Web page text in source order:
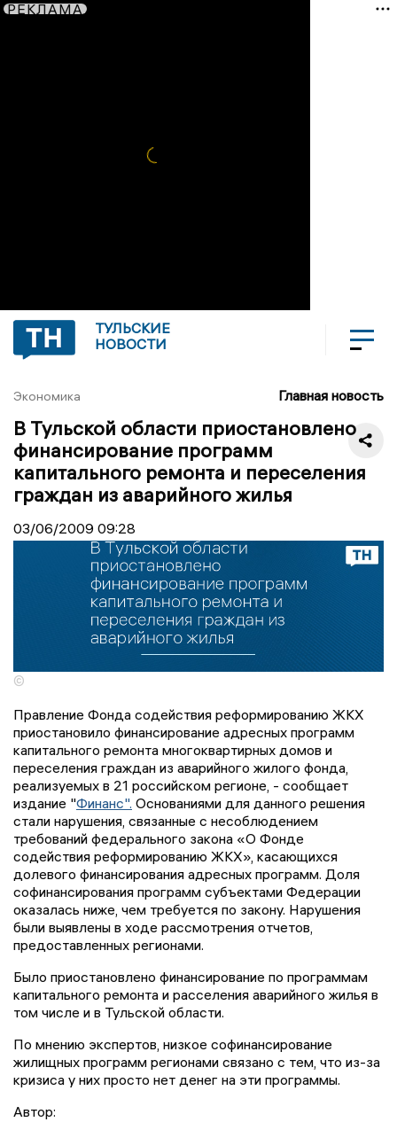
РЕКЛАМА
ТУЛЬСКИЕ
НОВОСТИ
Экономика Главная новость
В Тульской области приостановлено
финансирование программ
капитального ремонта и переселения
граждан из аварийного жилья
03/06/2009 09:28
©
Правление Фонда содействия реформированию ЖКХ
приостановило финансирование адресных программ
капитального ремонта многоквартирных домов и
переселения граждан из аварийного жилого фонда,
реализуемых в 21 российском регионе, - сообщает
издание "Финанс". Основаниями для данного решения
стали нарушения, связанные с несоблюдением
требований федерального закона «О Фонде
содействия реформированию ЖКХ», касающихся
долевого финансирования адресных программ. Доля
софинансирования программ субъектами Федерации
оказалась ниже, чем требуется по закону. Нарушения
были выявлены в ходе рассмотрения отчетов,
предоставленных регионами.
Было приостановлено финансирование по программам
капитального ремонта и расселения аварийного жилья в
том числе и в Тульской области.
По мнению экспертов, низкое софинансирование
жилищных программ регионами связано с тем, что из-за
кризиса у них просто нет денег на эти программы.
Автор: